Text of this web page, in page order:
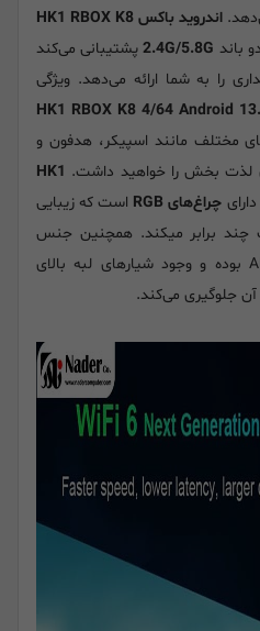
اندروید باکس HK1 RBOX K8
باند 2.4G/5.8Gپشتیبانی می‌کند
را به شما ارائه می‌دهد. ویژگی
مختلف مانند اسپیکر، هدفون و
لذت بخش را خواهید داشت. HK1
دارای چراغ‌های RGB
است که زیبایی
چند برابر میکند. همچنین جنس
بدنه این اندروید باکس از ABS بوده و وجود شیارهای لبه بالای
جلوگیری می‌کند.